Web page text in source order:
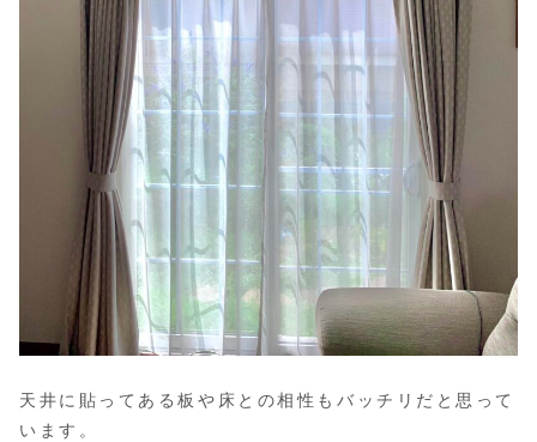
天井に貼ってある板や床との相性もバッチリだと思って
います。